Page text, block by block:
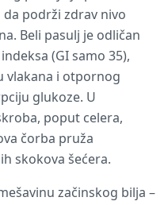
podrži zdrav nivo
Beli pasulj je odličan
(GI samo 35),
vlakana i otpornog
glukoze. U
poput celera,
čorba pruža
skokova šećera.
začinskog bilja –